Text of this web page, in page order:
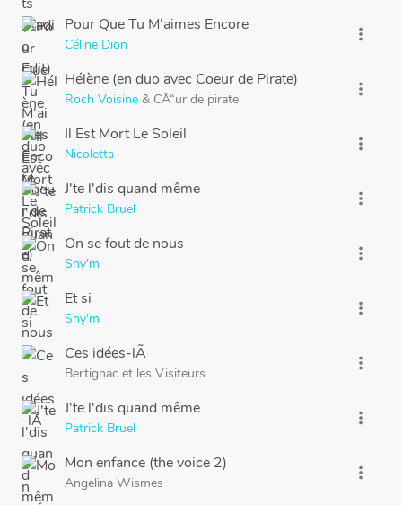
Pour Que Tu M'aimes Encore
Céline Dion
more_vert
Hélène (en duo avec Coeur de Pirate)
Roch Voisine & CÅ“ur de pirate
more_vert
Il Est Mort Le Soleil
Nicoletta
more_vert
J'te l'dis quand même
Patrick Bruel
more_vert
On se fout de nous
Shy'm
more_vert
Et si
Shy'm
more_vert
Ces idées-lÃ
Bertignac et les Visiteurs
more_vert
J'te l'dis quand même
Patrick Bruel
more_vert
Mon enfance (the voice 2)
Angelina Wismes
more_vert